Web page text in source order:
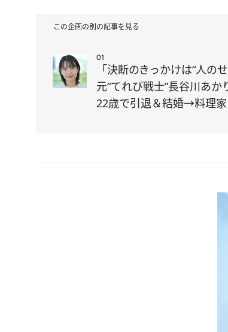
この企画の別の記事を見る
01
「決断のきっかけは“人の
元“てれび戦士”長谷川あか
22歳で引退＆結婚→料理